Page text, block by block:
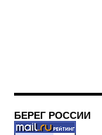
БЕРЕГ РОССИИ